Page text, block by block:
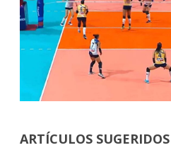
ARTÍCULOS SUGERIDOS